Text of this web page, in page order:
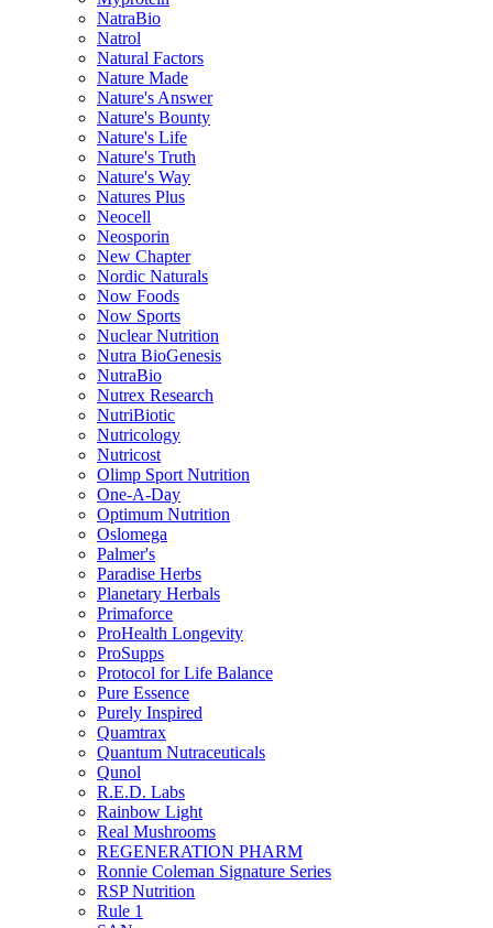
NatraBio
Natrol
Natural Factors
Nature Made
Nature's Answer
Nature's Bounty
Nature's Life
Nature's Truth
Nature's Way
Natures Plus
Neocell
Neosporin
New Chapter
Nordic Naturals
Now Foods
Now Sports
Nuclear Nutrition
Nutra BioGenesis
NutraBio
Nutrex Research
NutriBiotic
Nutricology
Nutricost
Olimp Sport Nutrition
One-A-Day
Optimum Nutrition
Oslomega
Palmer's
Paradise Herbs
Planetary Herbals
Primaforce
ProHealth Longevity
ProSupps
Protocol for Life Balance
Pure Essence
Purely Inspired
Quamtrax
Quantum Nutraceuticals
Qunol
R.E.D. Labs
Rainbow Light
Real Mushrooms
REGENERATION PHARM
Ronnie Coleman Signature Series
RSP Nutrition
Rule 1